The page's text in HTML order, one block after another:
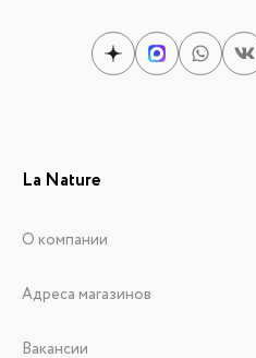
La Nature
О компании
Адреса магазинов
Вакансии